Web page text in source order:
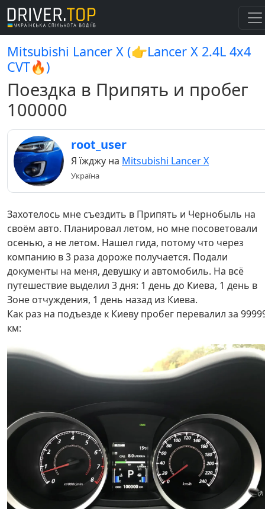
Mitsubishi Lancer X (👉Lancer X 2.4L 4x4
CVT🔥)
Поездка в Припять и пробег
100000
root_user
Я їжджу на Mitsubishi Lancer X
Україна
Захотелось мне съездить в Припять и Чернобыль на
своём авто. Планировал летом, но мне посоветовали
осенью, а не летом. Нашел гида, потому что через
компанию в 3 раза дороже получается. Подали
документы на меня, девушку и автомобиль. На всё
путешествие выделил 3 дня: 1 день до Киева, 1 день в
Зоне отчуждения, 1 день назад из Киева.
Как раз на подъезде к Киеву пробег перевалил за
км: